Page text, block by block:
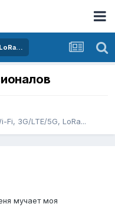
Fi, 3G/LTE/5G, LoRa...
мучает моя